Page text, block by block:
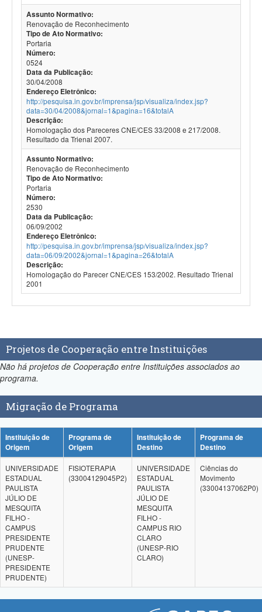
Assunto Normativo:
Renovação de Reconhecimento
Tipo de Ato Normativo:
Portaria
Número:
0524
Data da Publicação:
30/04/2008
Endereço Eletrônico:
http://pesquisa.in.gov.br/imprensa/jsp/visualiza/index.jsp?
data=30/04/2008&jornal=1&pagina=16&totalA
Descrição:
Homologação dos Pareceres CNE/CES 33/2008 e 217/2008.
Resultado da Trienal 2007.
Assunto Normativo:
Renovação de Reconhecimento
Tipo de Ato Normativo:
Portaria
Número:
2530
Data da Publicação:
06/09/2002
Endereço Eletrônico:
http://pesquisa.in.gov.br/imprensa/jsp/visualiza/index.jsp?
data=06/09/2002&jornal=1&pagina=26&totalA
Descrição:
Homologação do Parecer CNE/CES 153/2002. Resultado Trienal
2001
Projetos de Cooperação entre Instituições
Não há projetos de Cooperação entre Instituições associados ao
programa.
Migração de Programa
Instituição de
Origem
Programa de
Origem
Instituição de
Destino
Programa de
Destino
UNIVERSIDADE
ESTADUAL
PAULISTA
JÚLIO DE
MESQUITA
FILHO -
CAMPUS
PRESIDENTE
PRUDENTE
(UNESP-
PRESIDENTE
PRUDENTE)
FISIOTERAPIA
(33004129045P2)
UNIVERSIDADE
ESTADUAL
PAULISTA
JÚLIO DE
MESQUITA
FILHO -
CAMPUS RIO
CLARO
(UNESP-RIO
CLARO)
Ciências do
Movimento
(33004137062P0)